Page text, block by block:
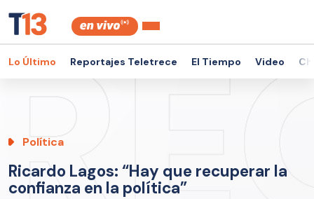
Lo Último Reportajes Teletrece El Tiempo Video
Política
Ricardo Lagos: “Hay que recuperar la
confianza en la política”